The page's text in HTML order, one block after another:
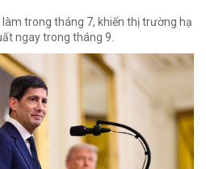
trong tháng 7, khiến thị trường hạ
ngay trong tháng 9.